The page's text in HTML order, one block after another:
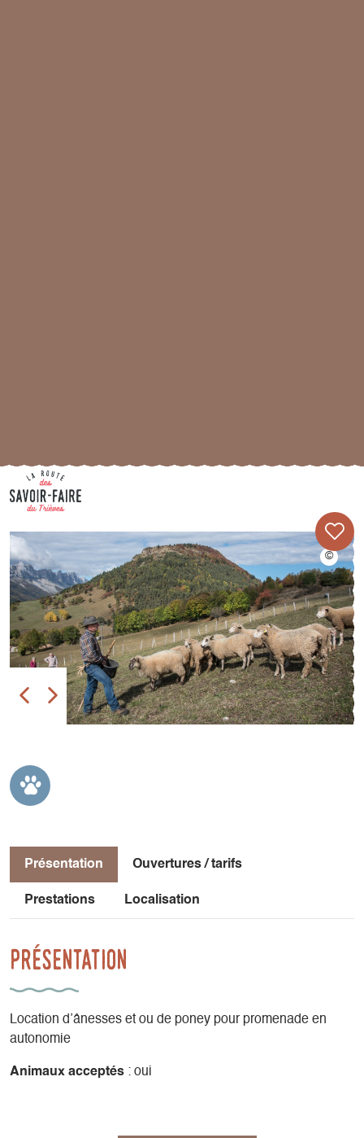
Présentation Ouvertures / tarifs
Prestations Localisation
Présentation
Location d’ânesses et ou de poney pour promenade en
autonomie
Animaux acceptés : oui